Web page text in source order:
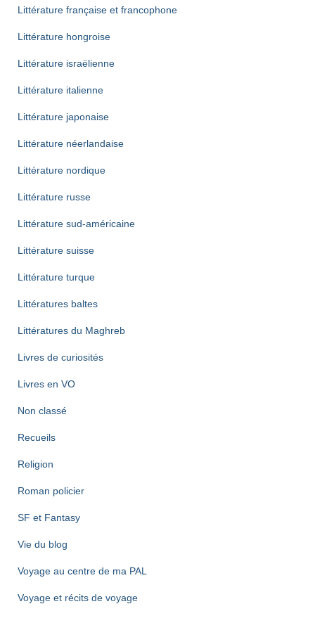
Littérature française et francophone
Littérature hongroise
Littérature israëlienne
Littérature italienne
Littérature japonaise
Littérature néerlandaise
Littérature nordique
Littérature russe
Littérature sud-américaine
Littérature suisse
Littérature turque
Littératures baltes
Littératures du Maghreb
Livres de curiosités
Livres en VO
Non classé
Recueils
Religion
Roman policier
SF et Fantasy
Vie du blog
Voyage au centre de ma PAL
Voyage et récits de voyage